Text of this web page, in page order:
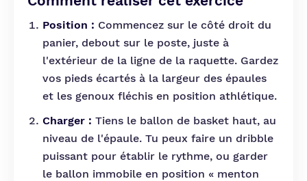
Position : Commencez sur le côté droit du
panier, debout sur le poste, juste à
l'extérieur de la ligne de la raquette. Gardez
vos pieds écartés à la largeur des épaules
et les genoux fléchis en position athlétique.
Charger : Tiens le ballon de basket haut, au
niveau de l'épaule. Tu peux faire un dribble
puissant pour établir le rythme, ou garder
le ballon immobile en position « menton